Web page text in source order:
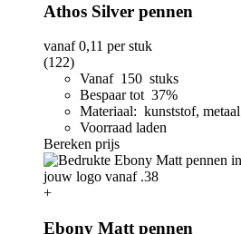
Athos Silver pennen
vanaf0,11 per stuk
(122)
Vanaf 150 stuks
Bespaar tot 37%
Materiaal: kunststof, metaal
Voorraad laden
Bereken prijs
+
Ebony Matt pennen